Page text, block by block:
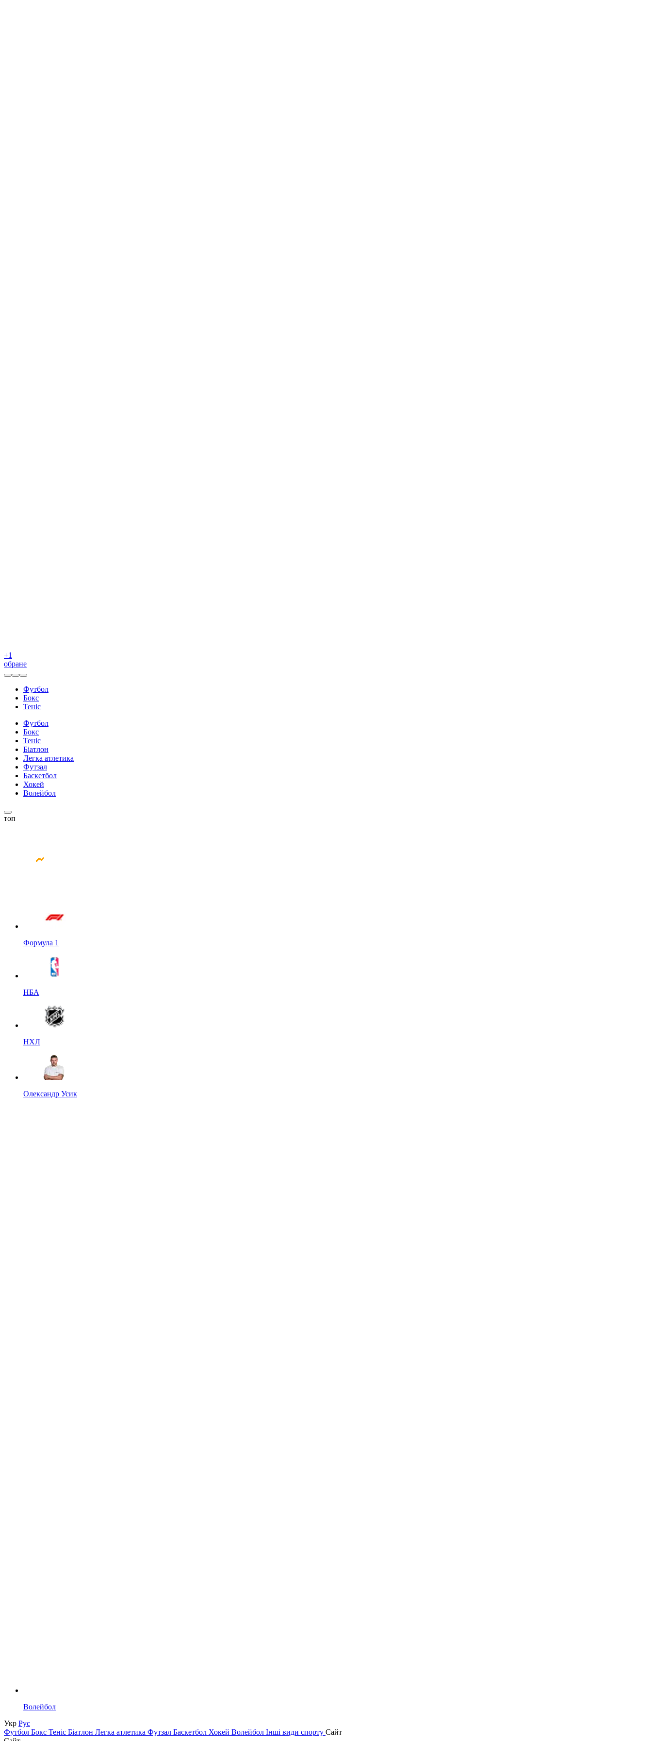
+1
обране
Футбол
Бокс
Теніс
Футбол
Бокс
Теніс
Біатлон
Легка атлетика
Футзал
Баскетбол
Хокей
Волейбол
топ
Формула 1
НБА
НХЛ
Олександр Усик
Волейбол
Укр Рус
Футбол Бокс Теніс Біатлон Легка атлетика Футзал Баскетбол Хокей Волейбол Інші види спорту Сайт